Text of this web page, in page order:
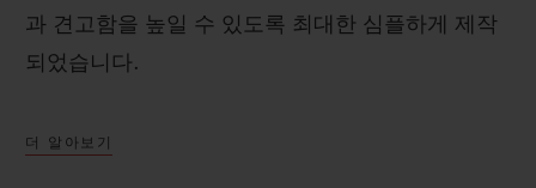
과 견고함을 높일 수 있도록 최대한 심플하게 제작
되었습니다.
더 알아보기